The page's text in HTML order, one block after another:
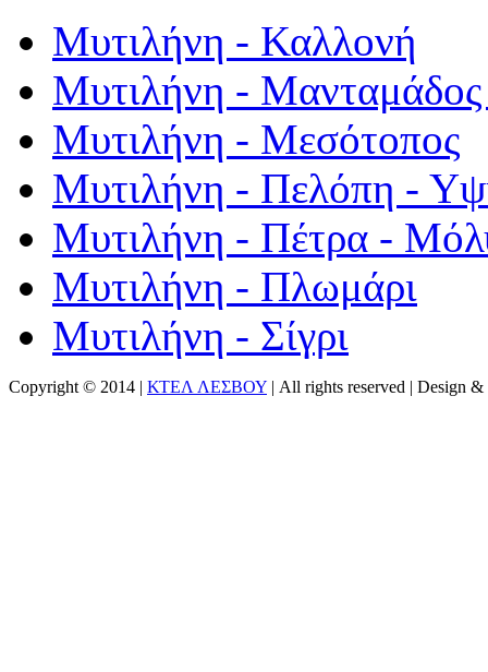
Μυτιλήνη - Καλλονή
Μυτιλήνη - Μανταμάδος
Μυτιλήνη - Μεσότοπος
Μυτιλήνη - Πελόπη -
Μυτιλήνη - Πέτρα -
Μυτιλήνη - Πλωμάρι
Μυτιλήνη - Σίγρι
Copyright © 2014 | ΚΤΕΛ ΛΕΣΒΟΥ | All rights reserved | Design &